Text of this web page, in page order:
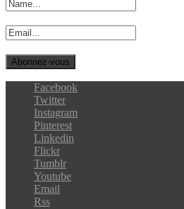
Facebook
Twitter
Instagram
Pinterest
Linkedin
Flickr
Tumblr
Youtube
Email
Rss